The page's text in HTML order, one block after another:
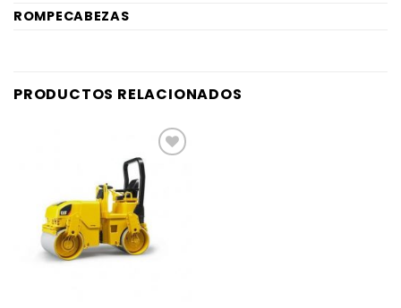
ROMPECABEZAS
PRODUCTOS RELACIONADOS
AÑADIR
A LA
LISTA
DE
DESEOS